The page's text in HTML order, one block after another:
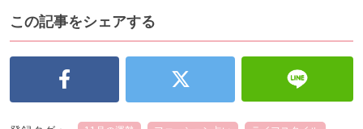
この記事をシェアする